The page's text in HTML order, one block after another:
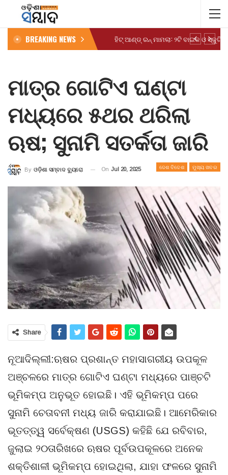
BREAKING NEWS
ମାତ୍ର ଗୋଟିଏ ଘଣ୍ଟା
ମଧ୍ୟରେ ୫ଥର ଥରିଲା
ଋଷ; ସୁନାମି ସତର୍କତା ଜାରି
ଦେଶ ବିଦେଶ ମୁଖ୍ୟ ଖବର
By ଓଡ଼ିଶା ସମ୍ବାଦ ବ୍ୟୁରୋ On Jul 20, 2025
Share
ନୂଆଦିଲ୍ଲୀ:ଋଷର ପ୍ରଶାନ୍ତ ମହାସାଗରୀୟ ଉପକୂଳ
ଅଞ୍ଚଳରେ ମାତ୍ର ଗୋଟିଏ ଘଣ୍ଟା ମଧ୍ୟରେ ପାଞ୍ଚଟି
ଭୂମିକମ୍ପ ଅନୁଭୂତ ହୋଇଛି। ଏହି ଭୂମିକମ୍ପ ପରେ
ସୁନାମି ଚେତାବନୀ ମଧ୍ୟ ଜାରି କରାଯାଇଛି। ଆମେରିକାର
ଭୂତତ୍ତ୍ୱ ସର୍ବେକ୍ଷଣ (USGS) କହିଛି ଯେ ରବିବାର,
ଜୁଲାଇ ୨୦ତାରିଖରେ ଋଷର ପୂର୍ବଉପକୂଳରେ ଅନେକ
ଶକ୍ତିଶାଳୀ ଭୂମିକମ୍ପ ହୋଇଥିଲା, ଯାହା ଫଳରେ ସୁନାମି